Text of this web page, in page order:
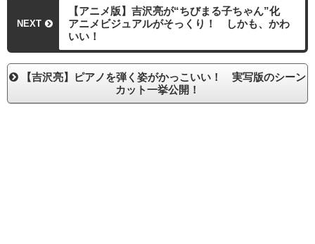
NEXT
【アニメ版】吉沢亮が“ちびまる子ちゃん”化
アニメビジュアルがそっくり！ しかも、かわ
いい！
【吉沢亮】ピアノを弾く姿がかっこいい！ 実写版のシーン
カット一挙公開！